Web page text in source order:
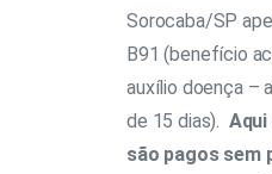
Sorocaba/SP
B91 (benefício
auxílio doença –
de 15 dias).
são pagos sem